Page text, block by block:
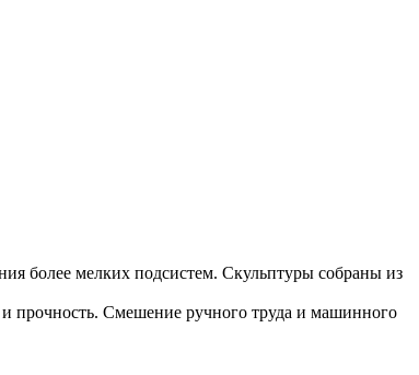
более мелких подсистем. Скульптуры собраны из
прочность. Смешение ручного труда и машинного